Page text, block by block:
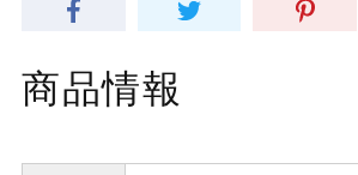
商品情報